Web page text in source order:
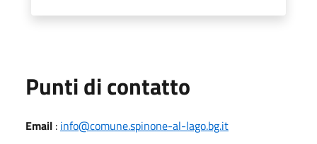
Punti di contatto
Email : info@comune.spinone-al-lago.bg.it